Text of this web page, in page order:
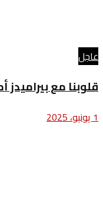
عاجل
قلوبنا مع بيراميدز
1 يونيو، 2025